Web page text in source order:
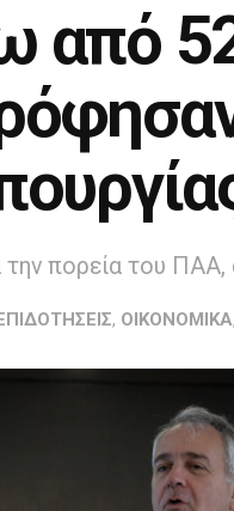
από
την πορεία του
ΕΠΙΔΟΤΗΣΕΙΣ, ΟΙΚΟΝΟΜΙΚΑ,